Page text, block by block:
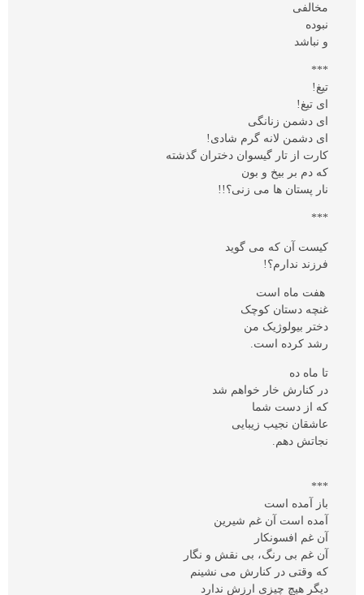
مخالفی
نبوده
و نباشد
***
تیغ!
ای تیغ!
ای دشمن زنانگی
ای دشمن لانه گرم شادی!
کارت از تار گیسوان دختران گذشته
که دم بر بیخ و بون
نار پستان ها می زنی؟!!
***
کیست آن که می گوید
فرزند ندارم؟!
هفت ماه است
غنچه دستان کوچک
دختر بیولوژیک من
رشد کرده است.
تا ماه ده
در کنارش خار خواهم شد
که از دست شما
عاشقان نجیب زیبایی
نجاتش دهم.
***
باز آمده است
آمده است آن غم شیرین
آن غم افسونکار
آن غم بی رنگ، بی نقش و نگار
که وقتی در کنارش می نشینم
دیگر هیچ چیزی ارزش ندارد